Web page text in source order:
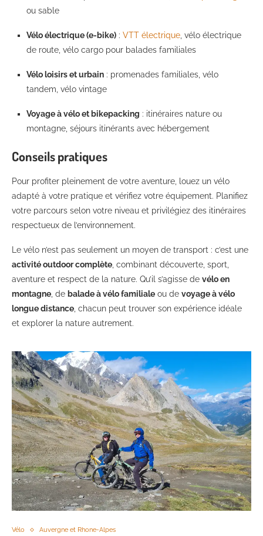
ou sable
Vélo électrique (e-bike) : VTT électrique, vélo électrique
de route, vélo cargo pour balades familiales
Vélo loisirs et urbain : promenades familiales, vélo
tandem, vélo vintage
Voyage à vélo et bikepacking : itinéraires nature ou
montagne, séjours itinérants avec hébergement
Conseils pratiques
Pour profiter pleinement de votre aventure, louez un vélo
adapté à votre pratique et vérifiez votre équipement. Planifiez
votre parcours selon votre niveau et privilégiez des itinéraires
respectueux de l’environnement.
Le vélo n’est pas seulement un moyen de transport : c’est une
activité outdoor complète, combinant découverte, sport,
aventure et respect de la nature. Qu’il s’agisse de vélo en
montagne, de balade à vélo familiale ou de voyage à vélo
longue distance, chacun peut trouver son expérience idéale
et explorer la nature autrement.
Vélo Auvergne et Rhone-Alpes